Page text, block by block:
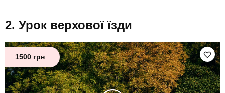
Урок верхової їзди
1500 грн